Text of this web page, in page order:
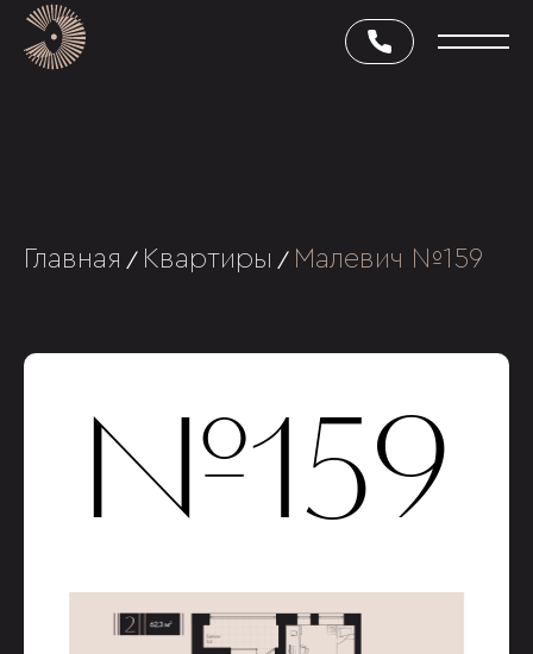
Главная / Квартиры / Малевич №159
№159